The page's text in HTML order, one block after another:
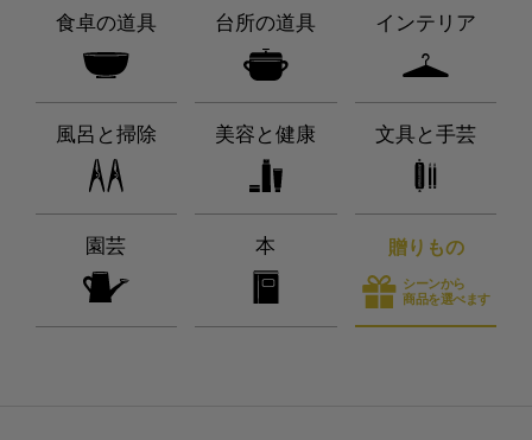
食卓の道具 台所の道具 インテリア
風呂と掃除 美容と健康 文具と手芸
園芸 本 贈りもの
シーンから
商品を選べます